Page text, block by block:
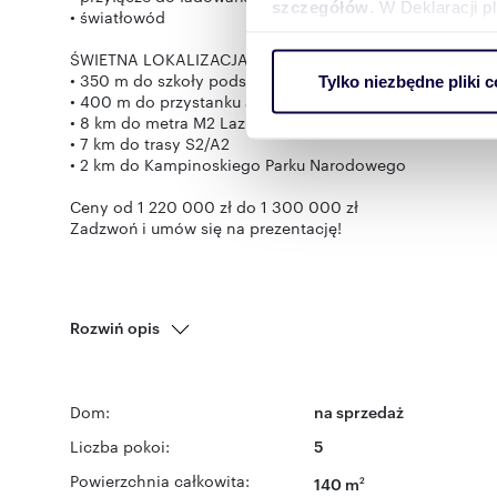
szczegółów . W Deklaracji
ruch w naszej witrynie.
reklamowym i
uzyskanymi podczas
Tylko niezbędne pliki
• światłowód
ŚWIETNA LOKALIZACJA:
• 350 m do szkoły podstawowej i przedszkola
• 400 m do przystanku autobusowego (714)
• 8 km do metra M2 Lazurowa
• 7 km do trasy S2/A2
• 2 km do Kampinoskiego Parku Narodowego
Ceny od 1 220 000 zł do 1 300 000 zł
Rozwiń opis
Dom: na sprzedaż
Liczba pokoi: 5
Powierzchnia całkowita: 140 m2